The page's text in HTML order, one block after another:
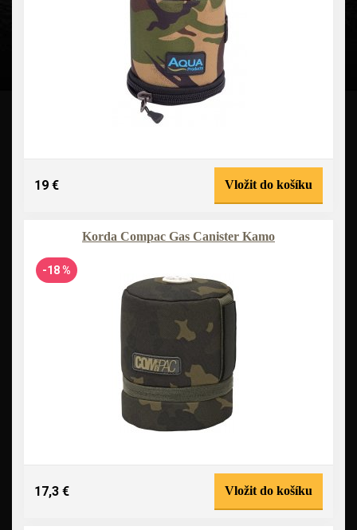
19 € Vložit do košíku
Korda Compac Gas Canister Kamo
-18 %
17,3 € Vložit do košíku